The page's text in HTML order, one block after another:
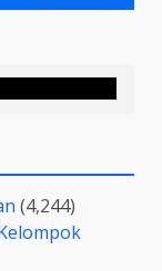
(4,244)